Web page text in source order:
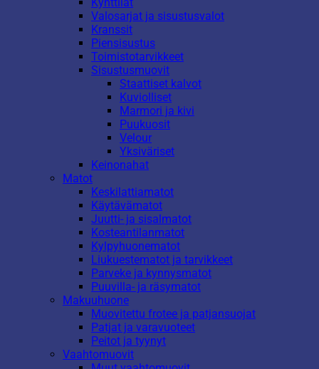
Valosarjat ja sisustusvalot
Kranssit
Piensisustus
Toimistotarvikkeet
Sisustusmuovit
Staattiset kalvot
Kuviolliset
Marmori ja kivi
Puukuosit
Velour
Yksiväriset
Keinonahat
Matot
Keskilattiamatot
Käytävämatot
Juutti- ja sisalmatot
Kosteantilanmatot
Kylpyhuonematot
Liukuestematot ja tarvikkeet
Parveke ja kynnysmatot
Puuvilla- ja räsymatot
Makuuhuone
Muovitettu frotee ja patjansuojat
Patjat ja varavuoteet
Peitot ja tyynyt
Vaahtomuovit